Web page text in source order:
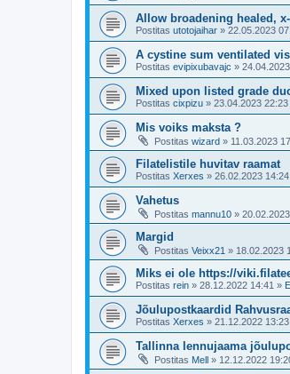
Allow broadening healed,
Postitas utotojaihar » 22.05.2023
A cystine sum ventilated
Postitas evipixubavajc »
Mixed upon listed grade
Postitas cixpizu » 23.04.2023 22:23
Mis voiks maksta ?
Postitas wizard » 11.03.2023
Filatelistile huvitav raamat
Postitas Xerxes » 26.02.2023 14:24
Vahetus
Postitas mannu10 »
Margid
Postitas Veixx21 » 18.02.2023
Miks ei ole https://
Postitas rein » 28.12.2022 14:41 »
Jõulupostkaardid
Postitas Xerxes » 21.12.2022 13:23
Tallinna lennujaama
Postitas Mell » 12.12.2022